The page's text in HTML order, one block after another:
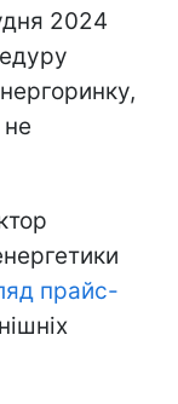
2024
не
прайс-